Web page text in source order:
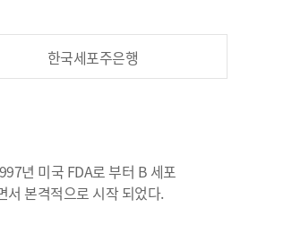
한국세포주은행
년 미국 FDA로 부터 B 세포
본격적으로 시작 되었다.